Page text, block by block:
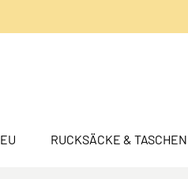
RUCKSÄCKE & TASCHEN